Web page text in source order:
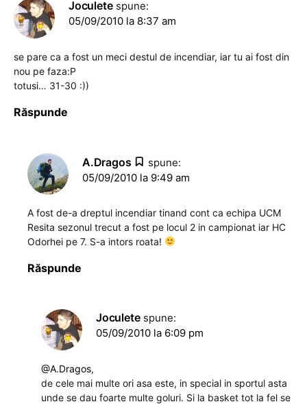
Joculete spune:
05/09/2010 la 8:37 am
se pare ca a fost un meci destul de incendiar, iar tu ai fost din
nou pe faza:P
totusi… 31-30 :))
Răspunde
A.Dragos
spune:
05/09/2010 la 9:49 am
A fost de-a dreptul incendiar tinand cont ca echipa UCM
Resita sezonul trecut a fost pe locul 2 in campionat iar HC
Odorhei pe 7. S-a intors roata!
Răspunde
Joculete spune:
05/09/2010 la 6:09 pm
@A.Dragos,
de cele mai multe ori asa este, in special in sportul asta
unde se dau foarte multe goluri. Si la basket tot la fel se